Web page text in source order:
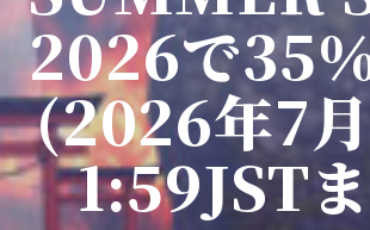
2026で35
(2026年7
1:59JST